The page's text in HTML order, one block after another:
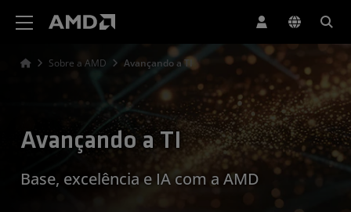
Sobre a AMD Avançando a TI
Avançando a TI
Base, excelência e IA com a AMD